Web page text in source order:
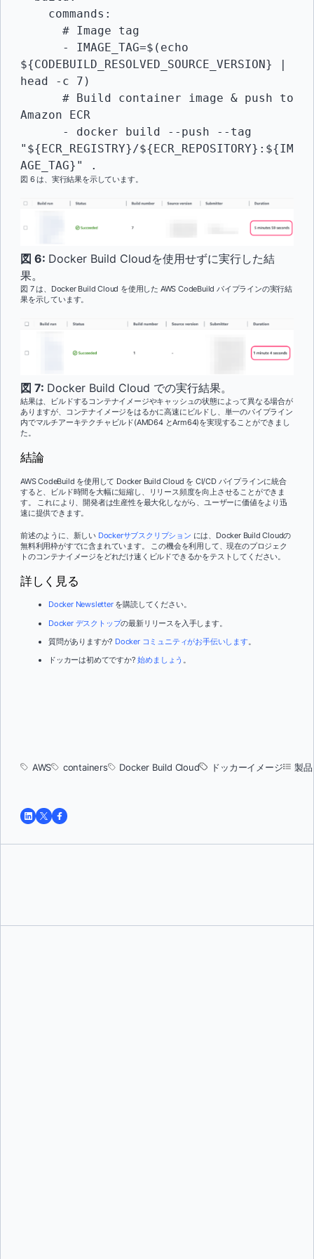
${CODEBUILD_RESOLVED_SOURCE_VERSION} |
head -c 7)
Amazon ECR
"${ECR_REGISTRY}/${ECR_REPOSITORY}:${IM
AGE_TAG}" .
図 6 は、実行結果を示しています。
図 6: Docker Build Cloudを使用せずに実行した結
果。
図 7 は、Docker Build Cloud を使用した AWS CodeBuild パイプラインの実行結
果を示しています。
図 7: Docker Build Cloud での実行結果。
結果は、ビルドするコンテナイメージやキャッシュの状態によって異なる場合が
ありますが、コンテナイメージをはるかに高速にビルドし、単一のパイプライン
内でマルチアーキテクチャビルド(AMD64 とArm64)を実現することができまし
た。
結論
AWS CodeBuild を使用して Docker Build Cloud を CI/CD パイプラインに統合
すると、ビルド時間を大幅に短縮し、リリース頻度を向上させることができま
す。 これにより、開発者は生産性を最大化しながら、ユーザーに価値をより迅
速に提供できます。
前述のように、新しい Dockerサブスクリプション には、Docker Build Cloudの
無料利用枠がすでに含まれています。 この機会を利用して、現在のプロジェク
トのコンテナイメージをどれだけ速くビルドできるかをテストしてください。
詳しく見る
Docker Newsletterを購読してください。
Docker デスクトップの最新リリースを入手します。
質問がありますか? Docker コミュニティがお手伝いします。
ドッカーは初めてですか?始めましょう 。
AWS containers Docker Build Cloud ドッカーイメージ 製品